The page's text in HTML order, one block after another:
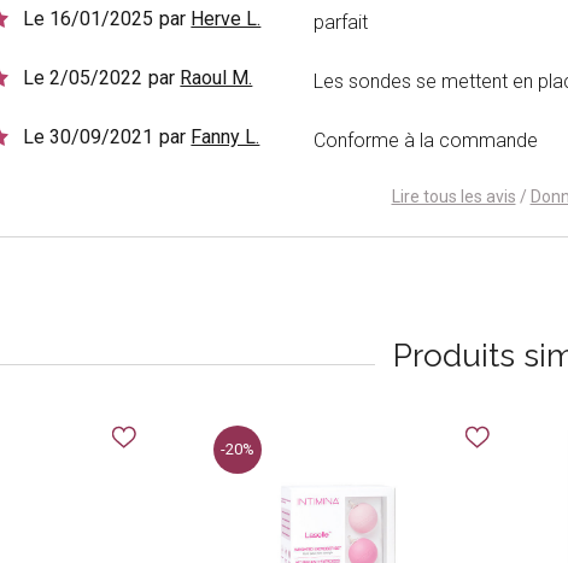
Le 16/01/2025 par Herve L. parfait
Le 2/05/2022 par Raoul M. Les sondes se mettent en
Le 30/09/2021 par Fanny L. Conforme à la commande
Lire tous les avis /
Produits
-20%